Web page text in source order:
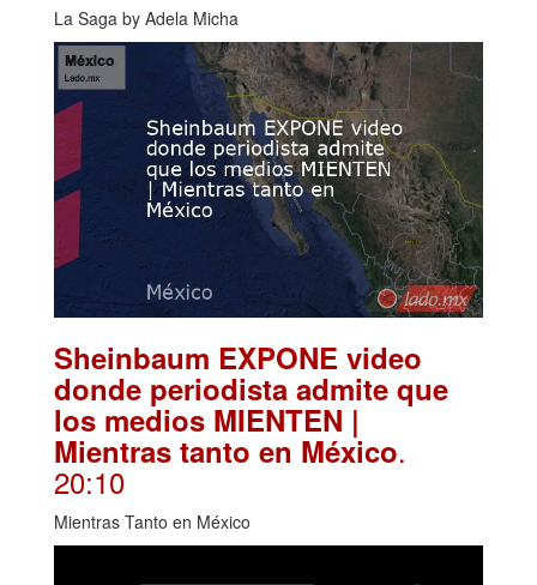
La Saga by Adela Micha
Sheinbaum EXPONE video
donde periodista admite que
los medios MIENTEN |
Mientras tanto en México.
20:10
Mientras Tanto en México